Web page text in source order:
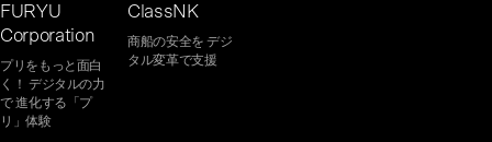
FURYU
Corporation
プリをもっと面白
く！ デジタルの力
で 進化する「プ
リ」体験
ClassNK
商船の安全を デジ
タル変革で支援